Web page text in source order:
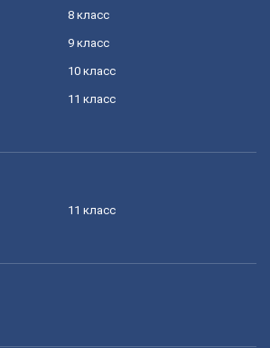
8 класс
9 класс
10 класс
11 класс
11 класс